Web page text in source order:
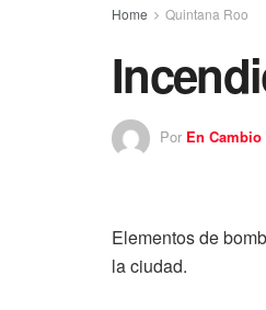
Home Quintana Roo
Por En
Elementos de
la ciudad.